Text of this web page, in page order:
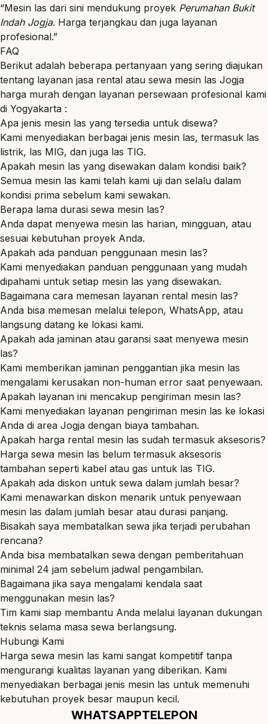
“Mesin las dari sini mendukung proyek Perumahan Bukit
Indah Jogja. Harga terjangkau dan juga layanan
profesional.”
FAQ
Berikut adalah beberapa pertanyaan yang sering diajukan
tentang layanan jasa rental atau sewa mesin las Jogja
harga murah dengan layanan persewaan profesional kami
di Yogyakarta :
Apa jenis mesin las yang tersedia untuk disewa?
Kami menyediakan berbagai jenis mesin las, termasuk las
listrik, las MIG, dan juga las TIG.
Apakah mesin las yang disewakan dalam kondisi baik?
Semua mesin las kami telah kami uji dan selalu dalam
kondisi prima sebelum kami sewakan.
Berapa lama durasi sewa mesin las?
Anda dapat menyewa mesin las harian, mingguan, atau
sesuai kebutuhan proyek Anda.
Apakah ada panduan penggunaan mesin las?
Kami menyediakan panduan penggunaan yang mudah
dipahami untuk setiap mesin las yang disewakan.
Bagaimana cara memesan layanan rental mesin las?
Anda bisa memesan melalui telepon, WhatsApp, atau
langsung datang ke lokasi kami.
Apakah ada jaminan atau garansi saat menyewa mesin
las?
Kami memberikan jaminan penggantian jika mesin las
mengalami kerusakan non-human error saat penyewaan.
Apakah layanan ini mencakup pengiriman mesin las?
Kami menyediakan layanan pengiriman mesin las ke lokasi
Anda di area Jogja dengan biaya tambahan.
Apakah harga rental mesin las sudah termasuk aksesoris?
Harga sewa mesin las belum termasuk aksesoris
tambahan seperti kabel atau gas untuk las TIG.
Apakah ada diskon untuk sewa dalam jumlah besar?
Kami menawarkan diskon menarik untuk penyewaan
mesin las dalam jumlah besar atau durasi panjang.
Bisakah saya membatalkan sewa jika terjadi perubahan
rencana?
Anda bisa membatalkan sewa dengan pemberitahuan
minimal 24 jam sebelum jadwal pengambilan.
Bagaimana jika saya mengalami kendala saat
menggunakan mesin las?
Tim kami siap membantu Anda melalui layanan dukungan
teknis selama masa sewa berlangsung.
Hubungi Kami
Harga sewa mesin las kami sangat kompetitif tanpa
mengurangi kualitas layanan yang diberikan. Kami
menyediakan berbagai jenis mesin las untuk memenuhi
kebutuhan proyek besar maupun kecil.
WHATSAPPTELEPON